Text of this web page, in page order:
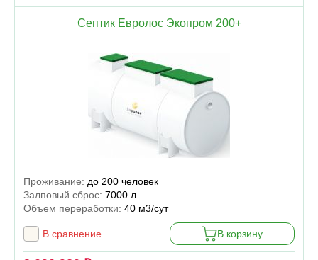
Септик Евролос Экопром 200+
Проживание: до 200 человек
Залповый сброс: 7000 л
Объем переработки: 40 м3/сут
В сравнение В корзину